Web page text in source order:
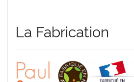
La Fabrication